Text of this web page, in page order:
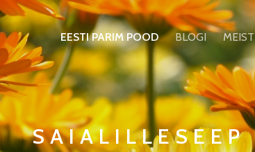
EESTI PARIM POOD BLOGI MEIST
SAIALILLESEEP